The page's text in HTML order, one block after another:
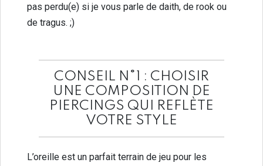
pas perdu(e) si je vous parle de daith, de rook ou
de tragus. ;)
CONSEIL N°1 : CHOISIR
UNE COMPOSITION DE
PIERCINGS QUI REFLÈTE
VOTRE STYLE
L’oreille est un parfait terrain de jeu pour les